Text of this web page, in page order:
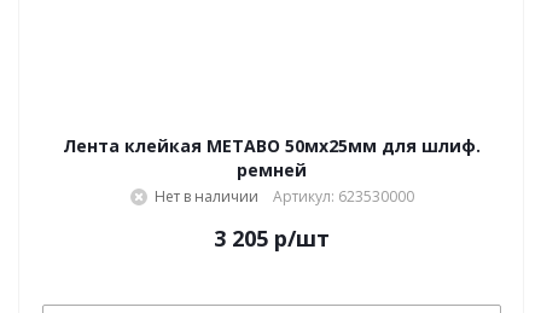
Лента клейкая METABO 50мx25мм для шлиф.
ремней
Нет в наличии Артикул: 623530000
3 205 р/шт